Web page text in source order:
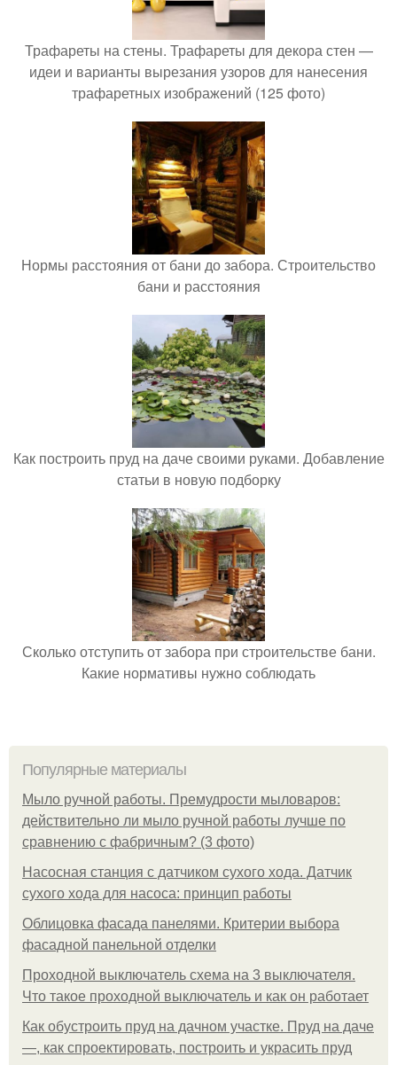
Трафареты на стены. Трафареты для декора стен —
идеи и варианты вырезания узоров для нанесения
трафаретных изображений (125 фото)
Нормы расстояния от бани до забора. Строительство
бани и расстояния
Как построить пруд на даче своими руками. Добавление
статьи в новую подборку
Сколько отступить от забора при строительстве бани.
Какие нормативы нужно соблюдать
Популярные материалы
Мыло ручной работы. Премудрости мыловаров:
действительно ли мыло ручной работы лучше по
сравнению с фабричным? (3 фото)
Насосная станция с датчиком сухого хода. Датчик
сухого хода для насоса: принцип работы
Облицовка фасада панелями. Критерии выбора
фасадной панельной отделки
Проходной выключатель схема на 3 выключателя.
Что такое проходной выключатель и как он работает
Как обустроить пруд на дачном участке. Пруд на даче
—, как спроектировать, построить и украсить пруд